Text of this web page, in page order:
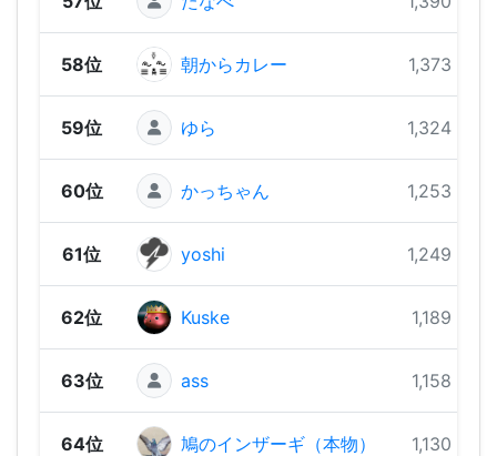
58位 朝からカレー 1,373 pts
59位 ゆら 1,324 pts
60位 かっちゃん 1,253 pts
61位 yoshi 1,249 pts
62位 Kuske 1,189 pts
63位 ass 1,158 pts
64位 鳩のインザーギ（本物） 1,130 pts